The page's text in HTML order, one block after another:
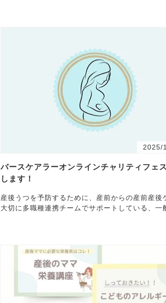
2025/
バースケアラーオンラインチャリティフェ
します！
産後うつを予防するために、産前からの産前産後
大切に多職種連携チームでサポートしている、一